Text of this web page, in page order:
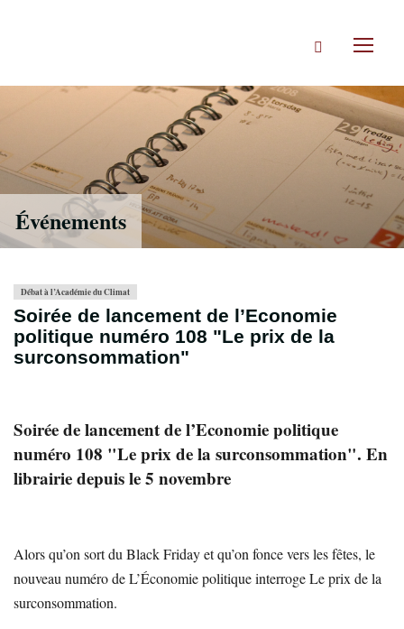
Rechercher
Événements
Débat à l’Académie du Climat
Soirée de lancement de l’Economie
politique numéro 108 "Le prix de la
surconsommation"
Soirée de lancement de l’Economie politique
numéro 108 "Le prix de la surconsommation". En
librairie depuis le 5 novembre
Alors qu’on sort du Black Friday et qu’on fonce vers les fêtes, le
nouveau numéro de L’Économie politique interroge Le prix de la
surconsommation.